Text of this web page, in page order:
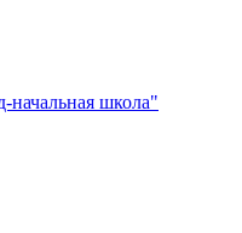
начальная школа"